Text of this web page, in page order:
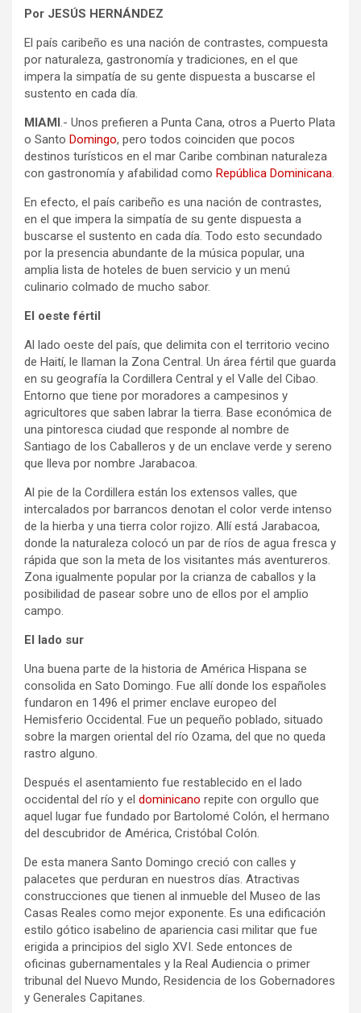
Por JESÚS HERNÁNDEZ
El país caribeño es una nación de contrastes, compuesta
por naturaleza, gastronomía y tradiciones, en el que
impera la simpatía de su gente dispuesta a buscarse el
sustento en cada día.
MIAMI.- Unos prefieren a Punta Cana, otros a Puerto Plata
o Santo Domingo, pero todos coinciden que pocos
destinos turísticos en el mar Caribe combinan naturaleza
con gastronomía y afabilidad como República Dominicana.
En efecto, el país caribeño es una nación de contrastes,
en el que impera la simpatía de su gente dispuesta a
buscarse el sustento en cada día. Todo esto secundado
por la presencia abundante de la música popular, una
amplia lista de hoteles de buen servicio y un menú
culinario colmado de mucho sabor.
El oeste fértil
Al lado oeste del país, que delimita con el territorio vecino
de Haití, le llaman la Zona Central. Un área fértil que guarda
en su geografía la Cordillera Central y el Valle del Cibao.
Entorno que tiene por moradores a campesinos y
agricultores que saben labrar la tierra. Base económica de
una pintoresca ciudad que responde al nombre de
Santiago de los Caballeros y de un enclave verde y sereno
que lleva por nombre Jarabacoa.
Al pie de la Cordillera están los extensos valles, que
intercalados por barrancos denotan el color verde intenso
de la hierba y una tierra color rojizo. Allí está Jarabacoa,
donde la naturaleza colocó un par de ríos de agua fresca y
rápida que son la meta de los visitantes más aventureros.
Zona igualmente popular por la crianza de caballos y la
posibilidad de pasear sobre uno de ellos por el amplio
campo.
El lado sur
Una buena parte de la historia de América Hispana se
consolida en Sato Domingo. Fue allí donde los españoles
fundaron en 1496 el primer enclave europeo del
Hemisferio Occidental. Fue un pequeño poblado, situado
sobre la margen oriental del río Ozama, del que no queda
rastro alguno.
Después el asentamiento fue restablecido en el lado
occidental del río y el dominicano repite con orgullo que
aquel lugar fue fundado por Bartolomé Colón, el hermano
del descubridor de América, Cristóbal Colón.
De esta manera Santo Domingo creció con calles y
palacetes que perduran en nuestros días. Atractivas
construcciones que tienen al inmueble del Museo de las
Casas Reales como mejor exponente. Es una edificación
estilo gótico isabelino de apariencia casi militar que fue
erigida a principios del siglo XVI. Sede entonces de
oficinas gubernamentales y la Real Audiencia o primer
tribunal del Nuevo Mundo, Residencia de los Gobernadores
y Generales Capitanes.